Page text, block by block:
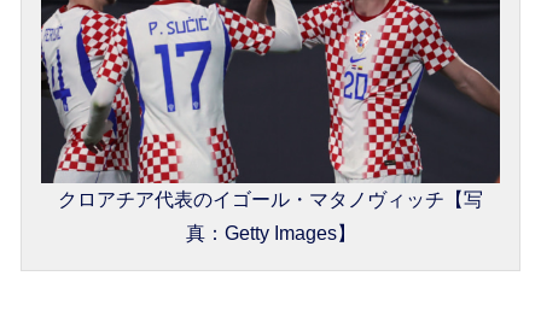
クロアチア代表のイゴール・マタノヴィッチ【写
真：Getty Images】